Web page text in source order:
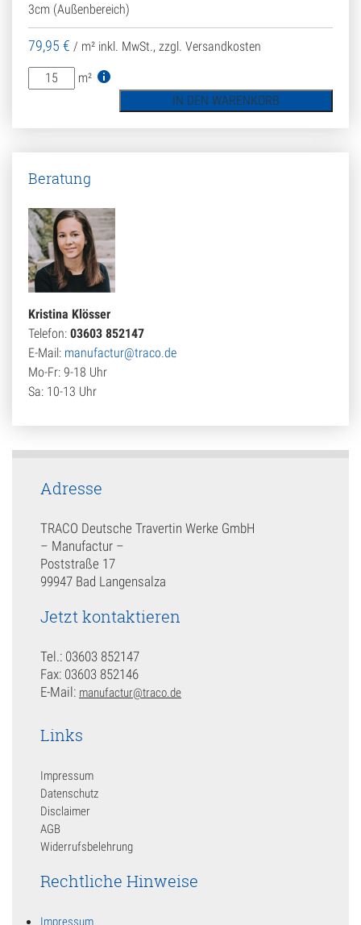
3cm (Außenbereich)
79,95 € / m² inkl. MwSt., zzgl. Versandkosten
Gartenplatte
Travertin
hell
Menge
m²
IN DEN WARENKORB
Beratung
Kristina Klösser
Telefon: 03603 852147
E-Mail: manufactur@traco.de
Mo-Fr: 9-18 Uhr
Sa: 10-13 Uhr
Adresse
TRACO Deutsche Travertin Werke GmbH
– Manufactur –
Poststraße 17
99947 Bad Langensalza
Jetzt kontaktieren
Tel.: 03603 852147
Fax: 03603 852146
E-Mail: manufactur@traco.de
Links
Impressum
Datenschutz
Disclaimer
AGB
Widerrufsbelehrung
Rechtliche Hinweise
Impressum